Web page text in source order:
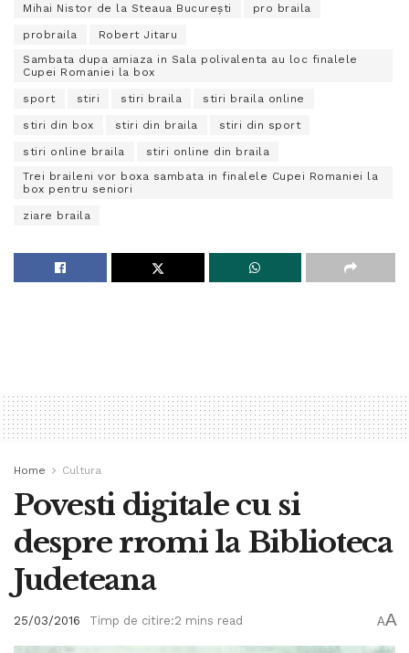
Mihai Nistor de la Steaua București pro braila
probraila
Robert Jitaru
Sambata dupa amiaza in Sala polivalenta au loc finalele
Cupei Romaniei la box
sport stiri stiri braila stiri braila online
stiri din box stiri din braila stiri din sport
stiri online braila
stiri online din braila
Trei braileni vor boxa sambata in finalele Cupei Romaniei la
box pentru seniori
ziare braila
Home Cultura
Povesti digitale cu si
despre rromi la Biblioteca
Judeteana
25/03/2016 Timp de citire:2 mins read AA